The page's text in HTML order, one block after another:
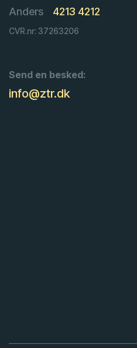
Anders
4213 4212
CVR.nr: 37263206
Send en besked:
info@ztr.dk